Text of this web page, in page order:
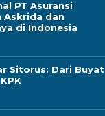
PT Asuransi
Askrida dan
di Indonesia
Sitorus: Dari Buyat